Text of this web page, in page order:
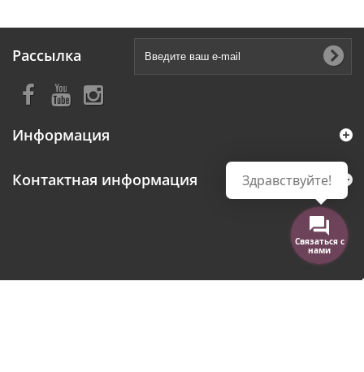
Рассылка
Информация
Контактная информация
Связаться с
нами
Здравствуйте!